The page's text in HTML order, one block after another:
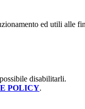
ed utili alle
disabilitarli.
POLICY.